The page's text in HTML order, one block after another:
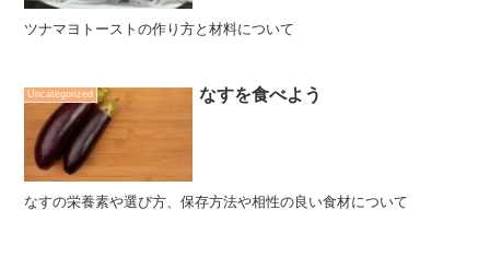
ツナマヨトーストの作り方と材料について
Uncategorized なすを食べよう
なすの栄養素や選び方、保存方法や相性の良い食材について